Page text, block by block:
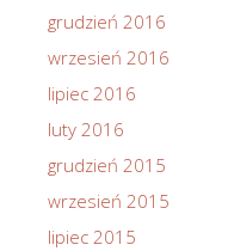
grudzień 2016
wrzesień 2016
lipiec 2016
luty 2016
grudzień 2015
wrzesień 2015
lipiec 2015